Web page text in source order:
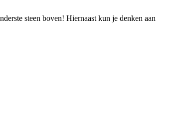
steen boven! Hiernaast kun je denken aan